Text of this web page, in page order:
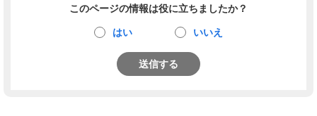
このページの情報は役に立ちましたか？
はい いいえ
送信する